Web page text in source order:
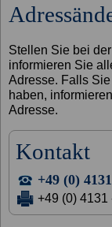
Stellen Sie bei
informieren Sie
Adresse. Falls
haben,
Adresse.
Kontakt
+49 (0)
+49 (0) 4131